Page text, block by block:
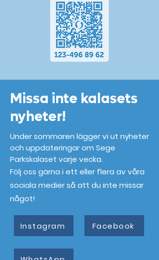
Missa inte kalasets
nyheter!
Under sommaren lägger vi ut nyheter
och uppdateringar om Sege
Parkskalaset varje vecka.
Följ oss gärna i ett eller flera av våra
sociala medier så att du inte missar
något!
Instagram Facebook